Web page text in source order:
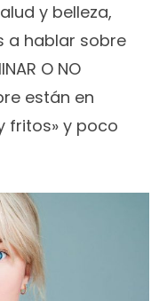
y belleza,
a hablar sobre
O NO
están en
fritos» y poco